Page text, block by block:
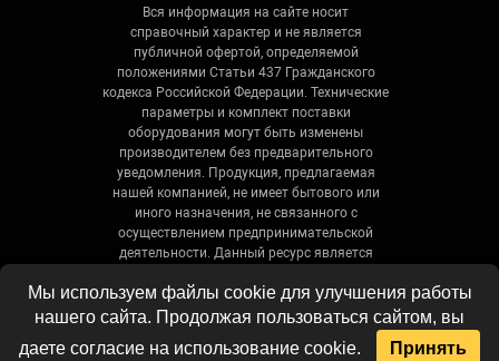
Вся информация на сайте носит
справочный характер и не является
публичной офертой, определяемой
положениями Статьи 437 Гражданского
кодекса Российской Федерации. Технические
параметры и комплект поставки
оборудования могут быть изменены
производителем без предварительного
уведомления. Продукция, предлагаемая
нашей компанией, не имеет бытового или
иного назначения, не связанного с
осуществлением предпринимательской
деятельности. Данный ресурс является
не является интернет-магазином и носит
исключительно информационный характер.
Мы используем файлы cookie для улучшения работы
нашего сайта. Продолжая пользоваться сайтом, вы
даете согласие на использование cookie.
Принять